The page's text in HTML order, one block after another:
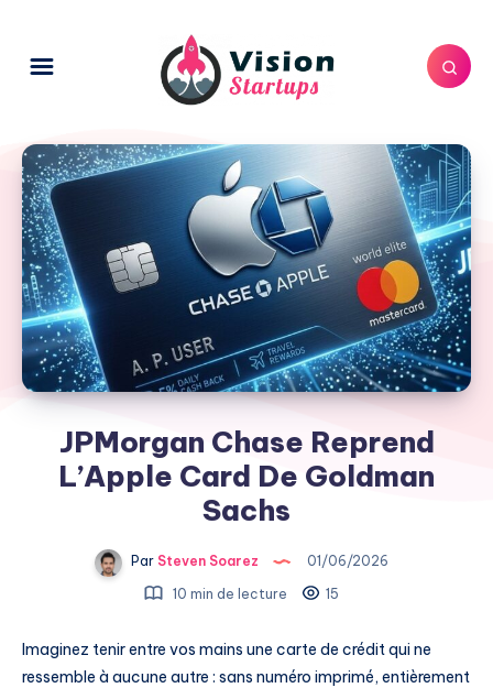
JPMorgan Chase Reprend
L’Apple Card De Goldman
Sachs
ParSteven Soarez
01/06/2026
10 min de lecture
15
Imaginez tenir entre vos mains une carte de crédit qui ne
ressemble à aucune autre : sans numéro imprimé, entièrement